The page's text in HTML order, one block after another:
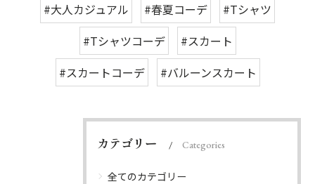
#大人カジュアル
#春夏コーデ
#Tシャツ
#Tシャツコーデ
#スカート
#スカートコーデ
#バルーンスカート
カテゴリー Categories
全てのカテゴリー